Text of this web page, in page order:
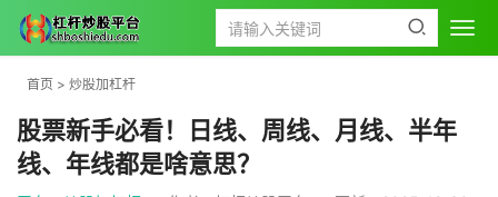
首页 > 炒股加杠杆
股票新手必看！日线、周线、月线、半年
线、年线都是啥意思？